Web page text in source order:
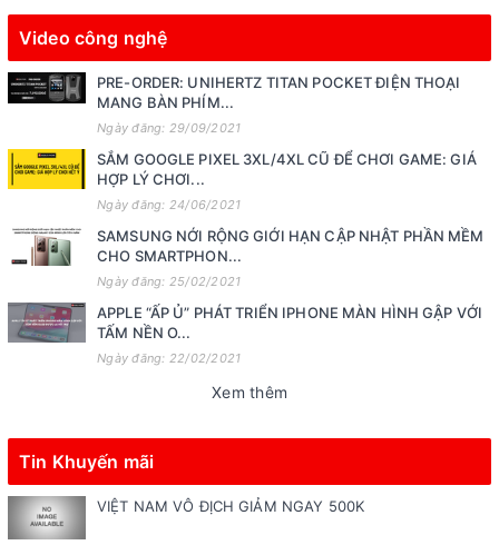
Video công nghệ
PRE-ORDER: UNIHERTZ TITAN POCKET ĐIỆN THOẠI
MANG BÀN PHÍM...
Ngày đăng: 29/09/2021
SẮM GOOGLE PIXEL 3XL/4XL CŨ ĐỂ CHƠI GAME: GIÁ
HỢP LÝ CHƠI...
Ngày đăng: 24/06/2021
SAMSUNG NỚI RỘNG GIỚI HẠN CẬP NHẬT PHẦN MỀM
CHO SMARTPHON...
Ngày đăng: 25/02/2021
APPLE “ẤP Ủ” PHÁT TRIỂN IPHONE MÀN HÌNH GẬP VỚI
TẤM NỀN O...
Ngày đăng: 22/02/2021
Xem thêm
Tin Khuyến mãi
VIỆT NAM VÔ ĐỊCH GIẢM NGAY 500K